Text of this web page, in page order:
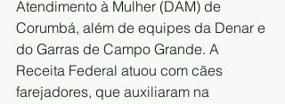
Atendimento à Mulher (DAM) de
Corumbá, além de equipes da Denar e
do Garras de Campo Grande. A
Receita Federal atuou com cães
farejadores, que auxiliaram na